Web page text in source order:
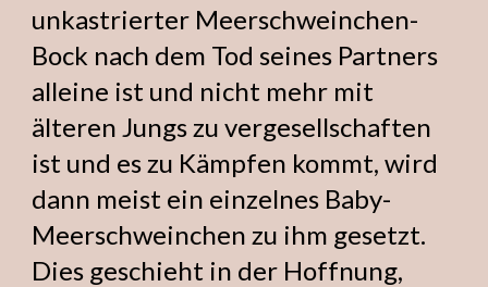
unkastrierter Meerschweinchen-
Bock nach dem Tod seines Partners
alleine ist und nicht mehr mit
älteren Jungs zu vergesellschaften
ist und es zu Kämpfen kommt, wird
dann meist ein einzelnes Baby-
Meerschweinchen zu ihm gesetzt.
Dies geschieht in der Hoffnung,